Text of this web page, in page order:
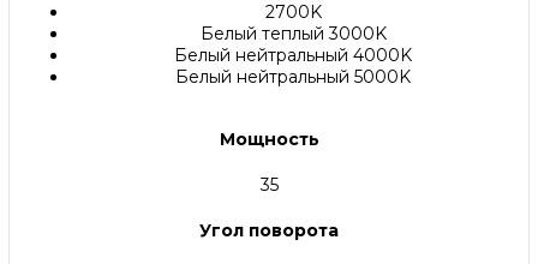
2700K
Белый теплый 3000K
Белый нейтральный 4000K
Белый нейтральный 5000K
Мощность
35
Угол поворота